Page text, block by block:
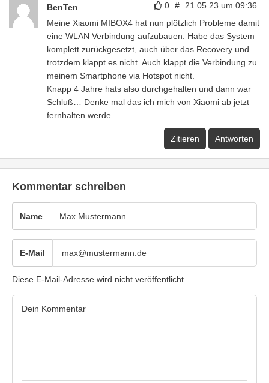
0 # 21.05.23 um 09:36
BenTen
Meine Xiaomi MIBOX4 hat nun plötzlich Probleme damit
eine WLAN Verbindung aufzubauen. Habe das System
komplett zurückgesetzt, auch über das Recovery und
trotzdem klappt es nicht. Auch klappt die Verbindung zu
meinem Smartphone via Hotspot nicht.
Knapp 4 Jahre hats also durchgehalten und dann war
Schluß… Denke mal das ich mich von Xiaomi ab jetzt
fernhalten werde.
Zitieren Antworten
Kommentar schreiben
Name
E-Mail
Diese E-Mail-Adresse wird nicht veröffentlicht